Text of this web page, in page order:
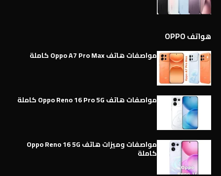
هواتف OPPO
مواصفات هاتف Oppo A7 Pro Max كاملة
مواصفات هاتف Oppo Reno 16 Pro 5G كاملة
مواصفات وميزات هاتف Oppo Reno 16 5G
كاملة